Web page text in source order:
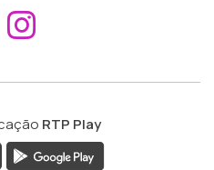
Aceder ao
RTP Play